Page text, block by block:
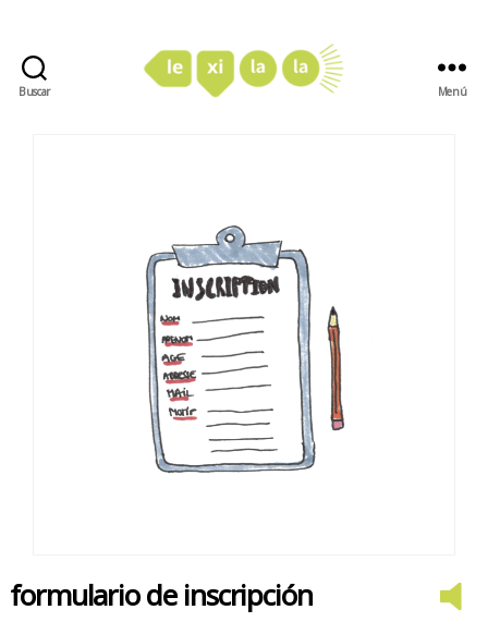
Buscar Menú
formulario de inscripción